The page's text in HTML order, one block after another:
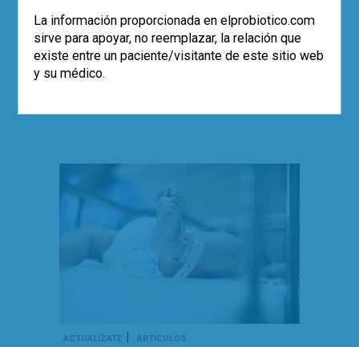
sobre Prebióticos que la contiene.
Leer más
ácidos grasos de cadena corta
ACTUALÍZATE | ARTÍCULOS
La información proporcionada en elprobiotico.com
sirve para apoyar, no reemplazar, la relación que
existe entre un paciente/visitante de este sitio web
y su médico.